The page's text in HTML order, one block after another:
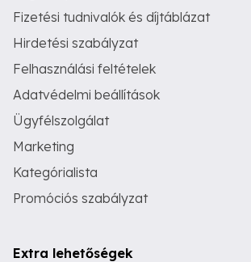
Fizetési tudnivalók és díjtáblázat
Hirdetési szabályzat
Felhasználási feltételek
Adatvédelmi beállítások
Ügyfélszolgálat
Marketing
Kategórialista
Promóciós szabályzat
Extra lehetőségek